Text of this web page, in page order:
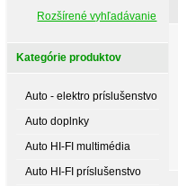
Rozšírené vyhľadávanie
Kategórie produktov
Auto - elektro príslušenstvo
Auto doplnky
Auto HI-FI multimédia
Auto HI-FI príslušenstvo